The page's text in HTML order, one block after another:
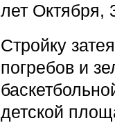
лет Октября,
Стройку
погребов и
детской